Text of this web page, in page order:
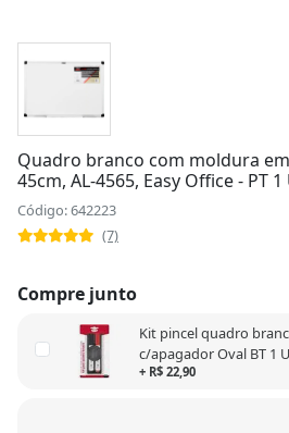
Quadro branco com moldura
45cm, AL-4565, Easy Office - PT 1
Código: 642223
(7)
Compre junto
Kit pincel quadro
c/apagador Oval BT 1
+ R$ 22,90